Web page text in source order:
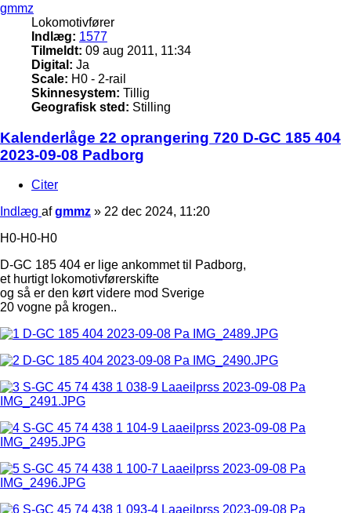
gmmz
Lokomotivfører
Indlæg: 1577
Tilmeldt: 09 aug 2011, 11:34
Digital: Ja
Scale: H0 - 2-rail
Skinnesystem: Tillig
Geografisk sted: Stilling
Kalenderlåge 22 oprangering 720 D-GC 185 404
2023-09-08 Padborg
Citer
Indlæg afgmmz » 22 dec 2024, 11:20
H0-H0-H0
D-GC 185 404 er lige ankommet til Padborg,
et hurtigt lokomotivførerskifte
og så er den kørt videre mod Sverige
20 vogne på krogen..